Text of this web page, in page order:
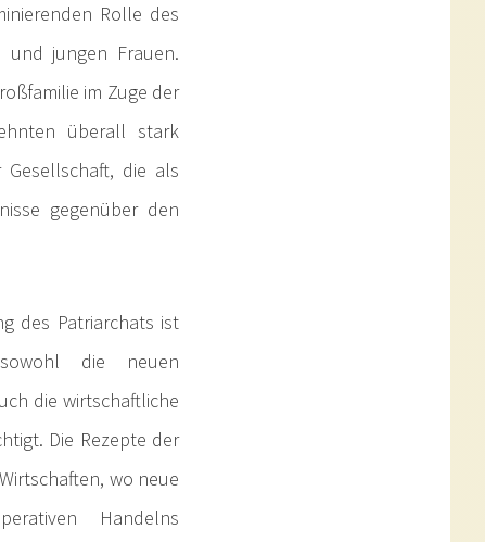
Rolle des
jungen Frauen.
im Zuge der
überall stark
die als
gegenüber den
des Patriarchats ist
die neuen
die wirtschaftliche
Die Rezepte der
wo neue
Handelns